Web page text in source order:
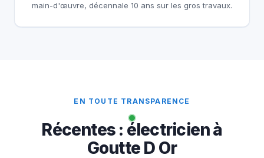
main-d'œuvre, décennale 10 ans sur les gros travaux.
EN TOUTE TRANSPARENCE
Récentes : électricien à
Goutte D Or